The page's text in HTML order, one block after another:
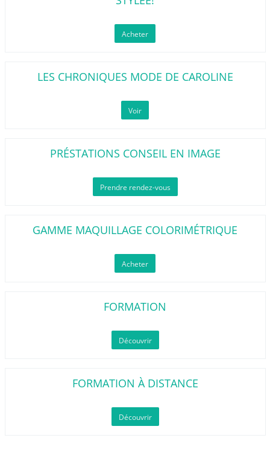
Acheter
LES CHRONIQUES MODE DE CAROLINE
Voir
PRÉSTATIONS CONSEIL EN IMAGE
Prendre rendez-vous
GAMME MAQUILLAGE COLORIMÉTRIQUE
Acheter
FORMATION
Découvrir
FORMATION À DISTANCE
Découvrir